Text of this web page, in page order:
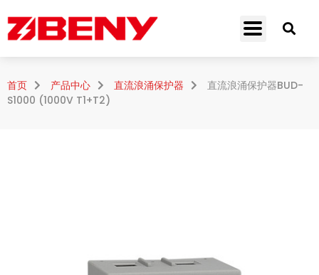
首页 产品中心 直流浪涌保护器
直流浪涌保护器BUD-
S1000 (1000V T1+T2)